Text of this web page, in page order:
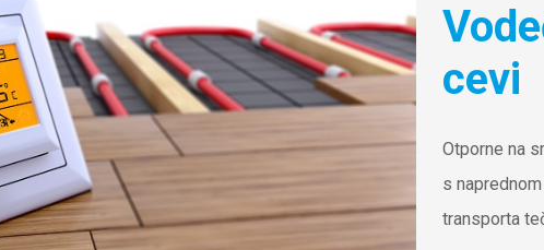
cevi
Otporne na
s
transporta